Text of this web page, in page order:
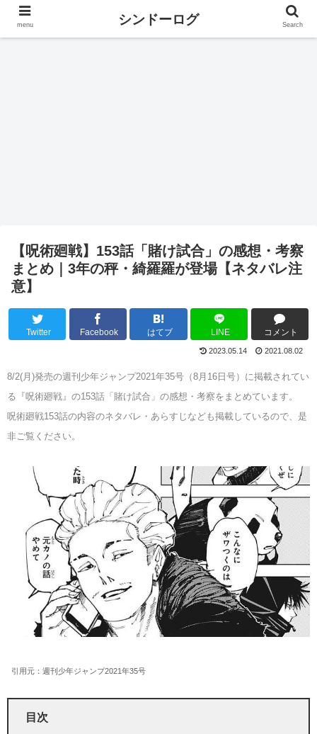
【呪術廻戦】153話「賭け試合」の感想・考察
まとめ｜3年の秤・綺羅羅が登場【ネタバレ注
意】
Twitter Facebook はてブ LINE コメント
2023.05.14 2021.08.02
8/2(月)発売の週刊少年ジャンプ2021年35号（8月16日号）に掲載されてい
る『呪術廻戦』の153話「賭け試合」の感想・考察をまとめています。
呪術廻戦153話の内容のネタバレ・あらすじなども掲載しているので、是
非ご覧ください。
引用元：週刊少年ジャンプ2021年35号
目次
menu シンドーログ Search